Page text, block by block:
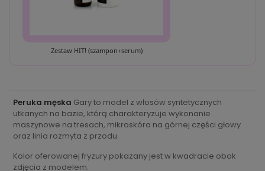
Zestaw HIT! (szampon+serum)
Peruka męska Gary to model z włosów syntetycznych
utkanych na bazie, którą charakteryzuje wykonanie
maszynowe na tresach, mikroskóra na górnej części głowy
oraz linia rozmyta z przodu.
Kolor oferowanej fryzury pokazany jest w kwadracie obok
zdjęcia z modelem.